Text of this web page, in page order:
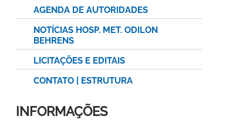
AGENDA DE AUTORIDADES
NOTÍCIAS HOSP. MET. ODILON
BEHRENS
LICITAÇÕES E EDITAIS
CONTATO | ESTRUTURA
INFORMAÇÕES